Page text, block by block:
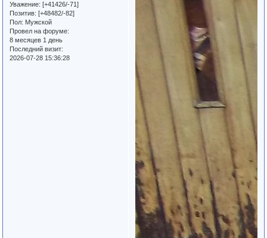
Уважение: [+41426/-71]
Позитив: [+48482/-82]
Пол: Мужской
Провел на форуме:
8 месяцев 1 день
Последний визит:
2026-07-28 15:36:28